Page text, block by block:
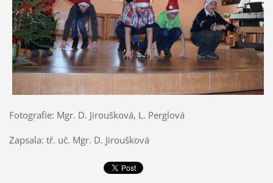
Fotografie: Mgr. D. Jiroušková, L. Perglová
Zapsala: tř. uč. Mgr. D. Jiroušková